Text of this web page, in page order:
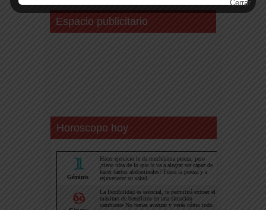
Espacio publicitario
Horoscopo hoy